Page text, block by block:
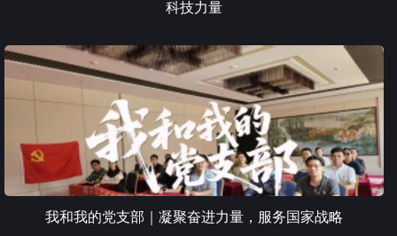
科技力量
我和我的党支部｜凝聚奋进力量，服务国家战略